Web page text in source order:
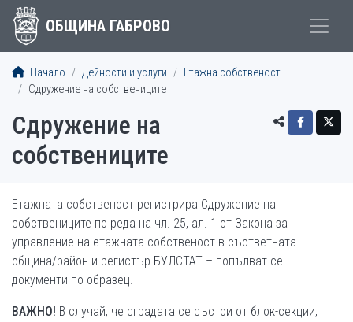
ОБЩИНА ГАБРОВО
Начало Дейности и услуги
Етажна собственост
Сдружение на собствениците
Сдружение на
собствениците
Етажната собственост регистрира Сдружение на
собствениците по реда на чл. 25, ал. 1 от Закона за
управление на етажната собственост в съответната
община/район и регистър БУЛСТАТ – попълват се
документи по образец.
ВАЖНО! В случай, че сградата се състои от блок-секции,